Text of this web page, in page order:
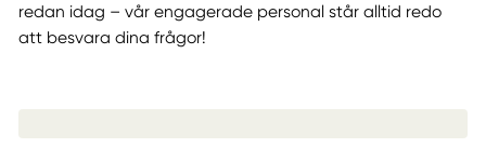
redan idag – vår engagerade personal står alltid redo
att besvara dina frågor!